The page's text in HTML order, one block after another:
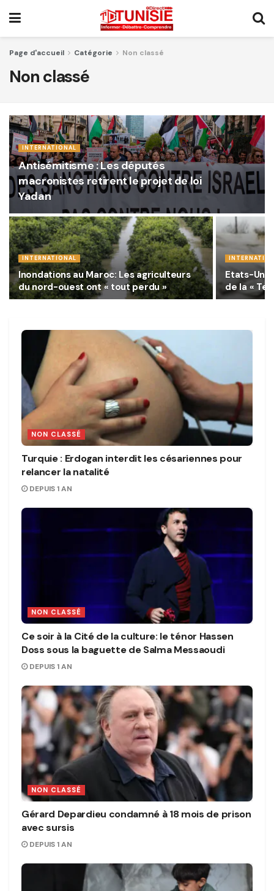
Page d'accueil Catégorie Non classé
Non classé
INTERNATIONAL
Antisémitisme : Les députés
macronistes retirent le projet de loi
Yadan
INTERNATIONAL
Inondations au Maroc: Les agriculteurs
du nord-ouest ont « tout perdu »
Etats-
de la «
NON CLASSÉ
Turquie : Erdogan interdit les césariennes pour
relancer la natalité
DEPUIS 1 AN
NON CLASSÉ
Ce soir à la Cité de la culture: le ténor Hassen
Doss sous la baguette de Salma Messaoudi
DEPUIS 1 AN
NON CLASSÉ
Gérard Depardieu condamné à 18 mois de prison
avec sursis
DEPUIS 1 AN